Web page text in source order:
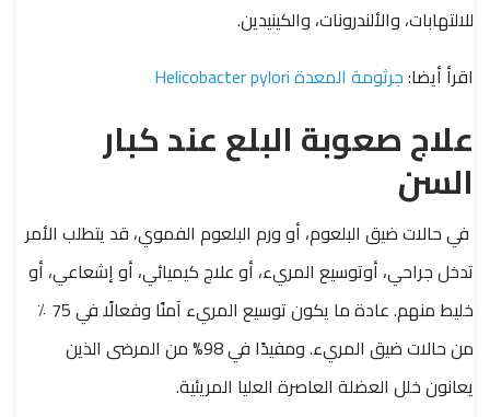
للالتهابات، والألندرونات، والكينيدين.
اقرأ أيضا:جرثومة المعدة Helicobacter pylori
علاج صعوبة البلع عند كبار
السن
في حالات ضيق البلعوم، أو ورم البلعوم الفموي، قد يتطلب الأمر
تدخل جراحي، أوتوسيع المريء، أو علاج كيميائي، أو إشعاعي، أو
خليط منهم. عادة ما يكون توسيع المريء آمنًا وفعالًا في 75 ٪
من حالات ضيق المريء. ومفيدًا في 98% من المرضى الذين
يعانون خلل العضلة العاصرة العليا المريئية.